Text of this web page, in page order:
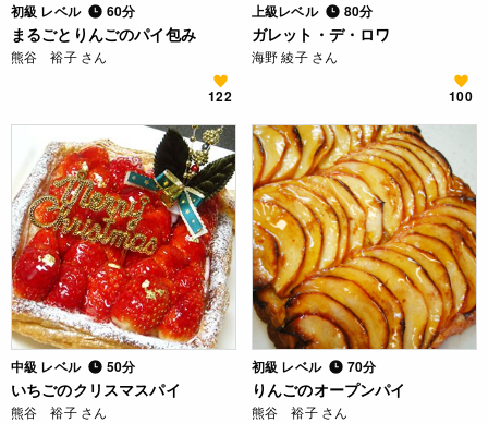
初級 レベル 60分
まるごとりんごのパイ包み
熊谷 裕子 さん
122
上級レベル 80分
ガレット・デ・ロワ
海野 綾子 さん
100
中級 レベル 50分
いちごのクリスマスパイ
熊谷 裕子 さん
初級 レベル 70分
りんごのオープンパイ
熊谷 裕子 さん